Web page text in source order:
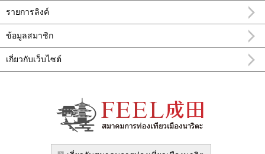
รายการลิงค์
ข้อมูลสมาชิก
เกี่ยวกับเว็บไซต์
อำเภอ นะริทะ FEEL นาริตะข้อมูลการท่อง
เที่ยวทางการ